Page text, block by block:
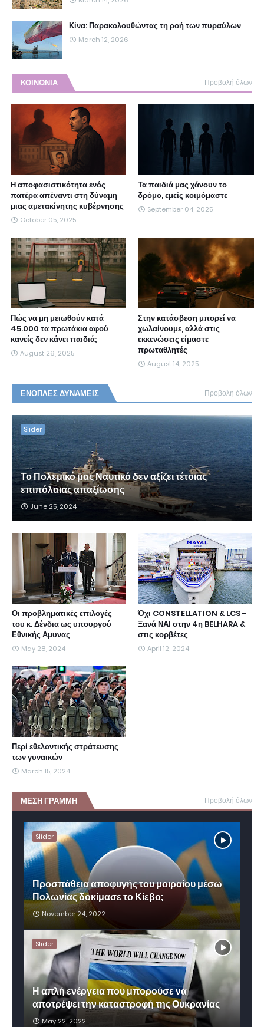
Κίνα: Παρακολουθώντας τη ροή των πυραύλων
March 12, 2026
ΚΟΙΝΩΝΙΑ Προβολή όλων
Η αποφασιστικότητα ενός
πατέρα απέναντι στη δύναμη
μιας αμετακίνητης κυβέρνησης
October 05, 2025
Τα παιδιά μας χάνουν το
δρόμο, εμείς κοιμόμαστε
September 04, 2025
Πώς να μη μειωθούν κατά
45.000 τα πρωτάκια αφού
κανείς δεν κάνει παιδιά;
August 26, 2025
Στην κατάσβεση μπορεί να
χωλαίνουμε, αλλά στις
εκκενώσεις είμαστε
πρωταθλητές
August 14, 2025
ΕΝΟΠΛΕΣ ΔΥΝΑΜΕΙΣ Προβολή όλων
Slider
Το Πολεμικό μας Ναυτικό δεν αξίζει τέτοιας
επιπόλαιας απαξίωσης
June 25, 2024
Οι προβληματικές επιλογές
του κ. Δένδια ως υπουργού
Εθνικής Αμυνας
May 28, 2024
Όχι CONSTELLATION & LCS -
Ξανά ΝΑΙ στην 4η BELHARA &
στις κορβέτες
April 12, 2024
Περί εθελοντικής στράτευσης
των γυναικών
March 15, 2024
ΜΕΣΗ ΓΡΑΜΜΗ Προβολή όλων
Slider
Προσπάθεια αποφυγής του μοιραίου μέσω
Πολωνίας δοκίμασε το Κίεβο;
November 24, 2022
Slider
Η απλή ενέργεια που μπορούσε να
αποτρέψει την καταστροφή της Ουκρανίας
May 22, 2022